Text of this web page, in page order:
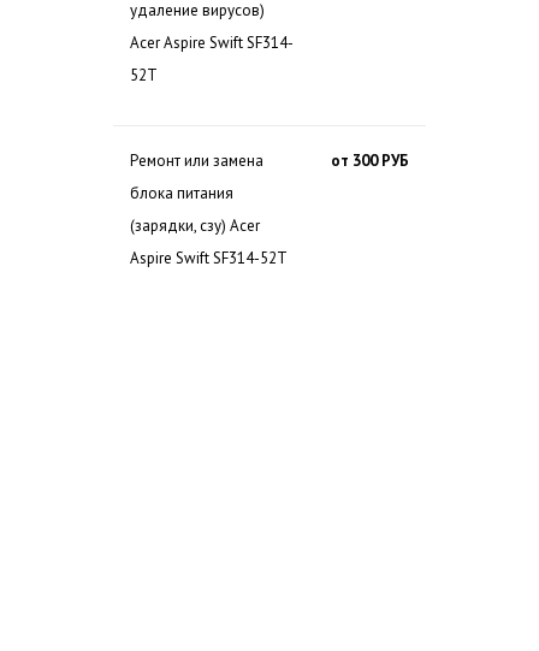
удаление вирусов)
Acer Aspire Swift SF314-
52T
Ремонт или замена
блока питания
(зарядки, сзу) Acer
Aspire Swift SF314-52T
от 300 РУБ